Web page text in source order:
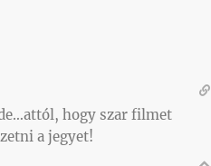
hogy szar filmet
a jegyet!